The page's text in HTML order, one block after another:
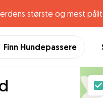
største og mest
Finn Hundepassere